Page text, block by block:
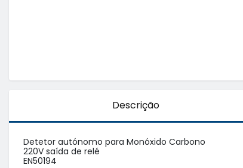
Descrição
Detetor autónomo para Monóxido Carbono
220V saída de relé
EN50194